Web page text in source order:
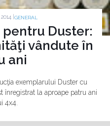
| GENERAL
Duster:
vândute în
ani
exemplarului Duster cu
înregistrat la aproape patru ani
4x4.